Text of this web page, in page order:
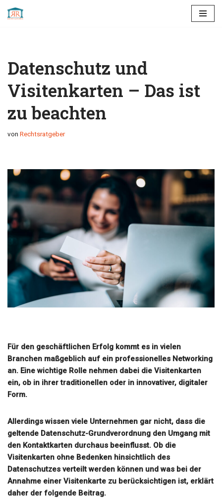
Datenschutz und
Visitenkarten – Das ist
zu beachten
von Rechtsratgeber
Für den geschäftlichen Erfolg kommt es in vielen
Branchen maßgeblich auf ein professionelles Networking
an. Eine wichtige Rolle nehmen dabei die Visitenkarten
ein, ob in ihrer traditionellen oder in innovativer, digitaler
Form.
Allerdings wissen viele Unternehmen gar nicht, dass die
geltende Datenschutz-Grundverordnung den Umgang mit
den Kontaktkarten durchaus beeinflusst. Ob die
Visitenkarten ohne Bedenken hinsichtlich des
Datenschutzes verteilt werden können und was bei der
Annahme einer Visitenkarte zu berücksichtigen ist, erklärt
daher der folgende Beitrag.